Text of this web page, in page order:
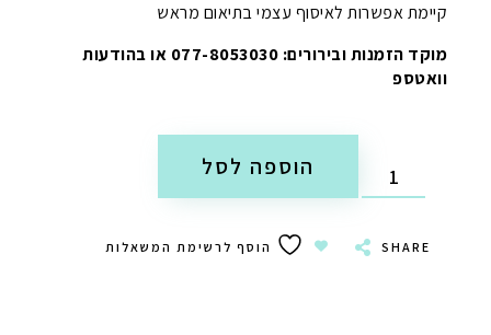
קיימת אפשרות לאיסוף עצמי בתיאום מראש
מוקד הזמנות ובירורים: 077-8053030 או בהודעות
וואטספ
הוספה לסל
SHARE הוסף לרשימת המשאלות